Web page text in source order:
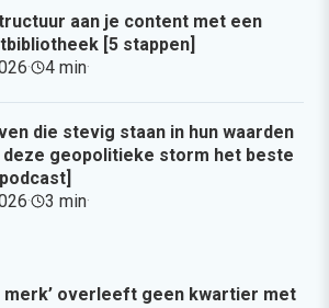
aan je content met een
[5 stappen]
· 4 min·
die stevig staan in hun waarden
deze geopolitieke storm het beste
· 3 min·
merk’ overleeft geen kwartier met